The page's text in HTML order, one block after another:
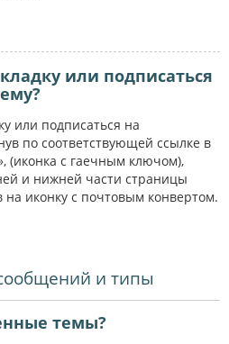
или подписаться
или подписаться на
по соответствующей ссылке в
(иконка с гаечным ключом),
и нижней части страницы
иконку с почтовым конвертом.
и типы
темы?